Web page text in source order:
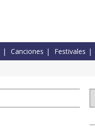
Canciones Festivales